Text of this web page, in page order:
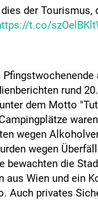
der Tourismus,
t.co/
rund
dem Motto
wegen
wegen
bewachten die
aus Wien und ein
Auch privates